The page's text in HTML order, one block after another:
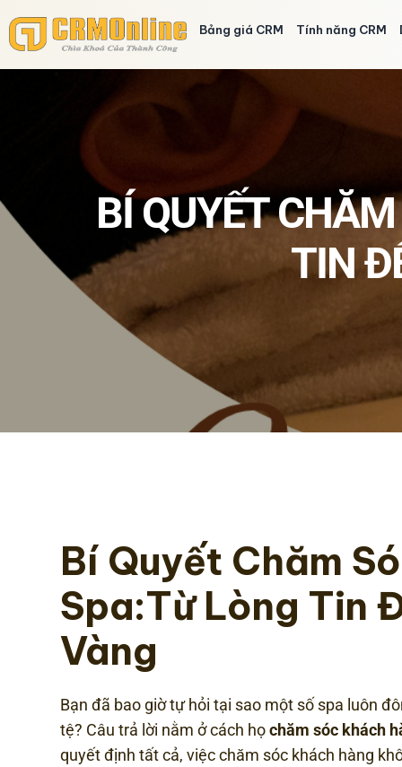
Bảng giá CRM Tính năng CRM
BÍ QUYẾT
TIN
Bí Quyết Chăm
Spa:Từ Lòng Tin
Vàng
Bạn đã bao giờ tự hỏi tại sao một số spa luôn
tệ? Câu trả lời nằm ở cách họchăm sóc khách
quyết định tất cả, việc chăm sóc khách hàng